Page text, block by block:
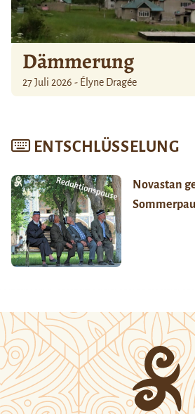
Dämmerung
27 Juli 2026 - Élyne Dragée
ENTSCHLÜSSELUNG
Novastan